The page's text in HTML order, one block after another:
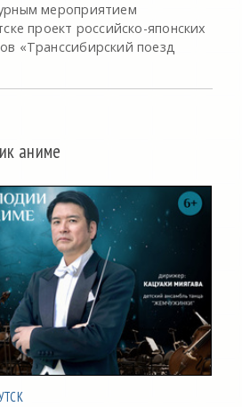
мероприятием
проект российско-японских
«Транссибирский поезд
аниме